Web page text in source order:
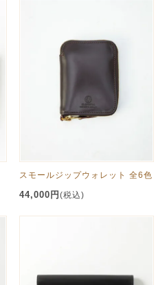
スモールジップウォレット 全6色
44,000円 (税込)